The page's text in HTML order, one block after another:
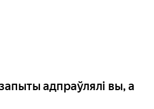
адпраўлялі вы, а